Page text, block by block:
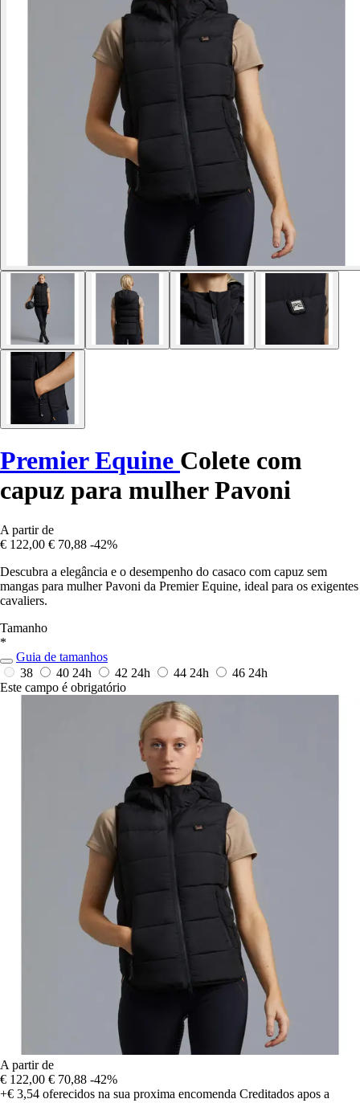
Premier Equine Colete com
capuz para mulher Pavoni
A partir de
€ 122,00 € 70,88 -42%
Descubra a elegância e o desempenho do casaco com capuz sem
mangas para mulher Pavoni da Premier Equine, ideal para os exigentes
cavaliers.
Tamanho
*
Guia de tamanhos
38
40 24h 42 24h 44 24h 46 24h
Este campo é obrigatório
A partir de
€ 122,00 € 70,88 -42%
+€ 3,54 oferecidos na sua proxima encomenda Creditados apos a